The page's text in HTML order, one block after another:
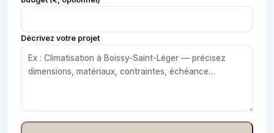
Décrivez votre projet